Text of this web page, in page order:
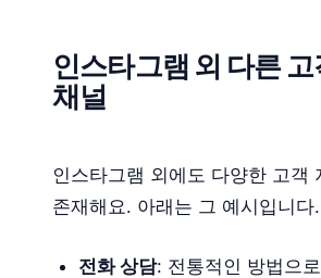
인스타그램 외 다른 고
채널
인스타그램 외에도 다양한 고객
존재해요. 아래는 그 예시입니다.
전화 상담: 전통적인 방법으